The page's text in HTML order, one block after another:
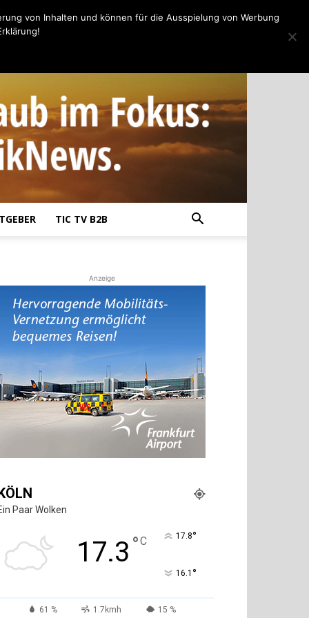
TIC TV B2B
Anzeige
Paar Wolken
17.3 °C 17.8°
16.1 °
61 % 1.7kmh 15 %
von Inhalten und können für die Ausspielung von Werbung